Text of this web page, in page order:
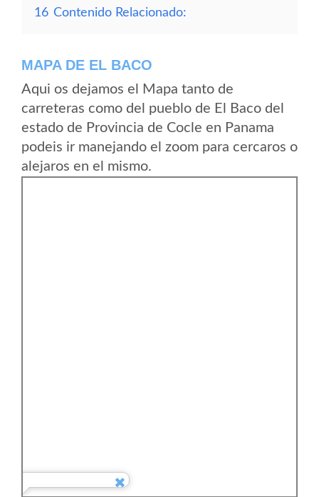
16 Contenido Relacionado:
MAPA DE EL BACO
Aqui os dejamos el Mapa tanto de
carreteras como del pueblo de El Baco del
estado de Provincia de Cocle en Panama
podeis ir manejando el zoom para cercaros o
alejaros en el mismo.